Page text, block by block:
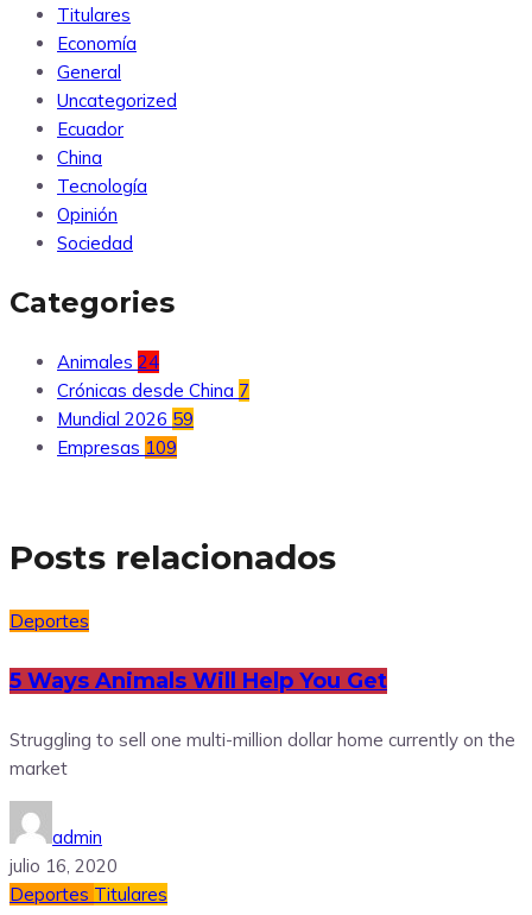
Titulares
Economía
General
Uncategorized
Ecuador
China
Tecnología
Opinión
Sociedad
Categories
Animales 24
Crónicas desde China 7
Mundial 2026 59
Empresas 109
Posts relacionados
Deportes
5 Ways Animals Will Help You Get
Struggling to sell one multi-million dollar home currently on the
market
admin
julio 16, 2020
Deportes Titulares